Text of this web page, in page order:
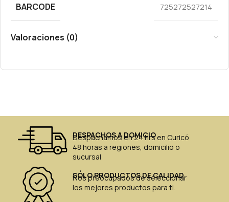
BARCODE 725272527214
Valoraciones (0)
DESPACHOS A DOMICIO
Despachamos en 24 hrs en Curicó
48 horas a regiones, domicilio o
sucursal
SÓLO PRODUCTOS DE CALIDAD
Nos preocupados de seleccionar
los mejores productos para ti.